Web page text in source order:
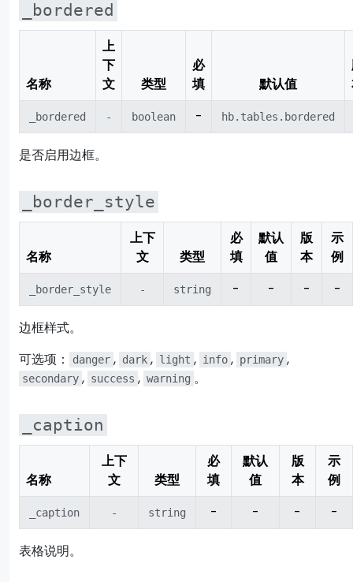
_bordered
名称
上
下
文
类型
必
填
默认值
_bordered - boolean - hb.tables.bordered
是否启用边框。
_border_style
名称
上下
文
类型
必
填
默认
值
版
本
示
例
_border_style - string - - - -
边框样式。
可选项：
danger , dark , light , info , primary ,
secondary , success , warning 。
_caption
名称
上下
文
类型
必
填
默认
值
版
本
示
例
_caption - string - - - -
表格说明。